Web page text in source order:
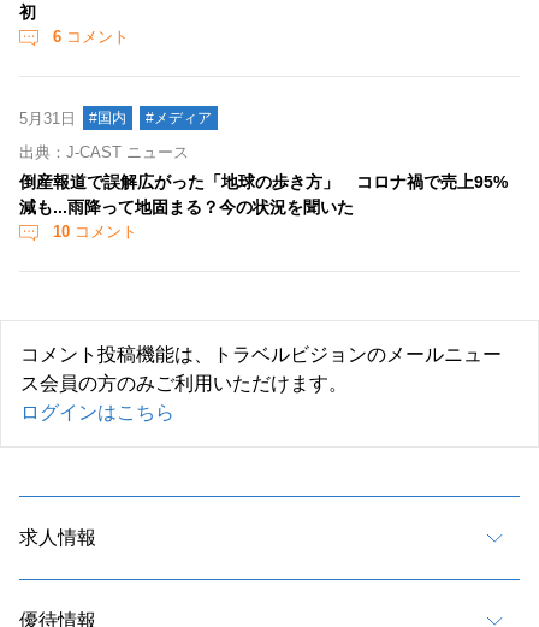
初
6 コメント
5月31日 #国内 #メディア
出典：J-CAST ニュース
倒産報道で誤解広がった「地球の歩き方」 コロナ禍で売上95%
減も...雨降って地固まる？今の状況を聞いた
10 コメント
コメント投稿機能は、トラベルビジョンのメールニュー
ス会員の方のみご利用いただけます。
ログインはこちら
求人情報
優待情報